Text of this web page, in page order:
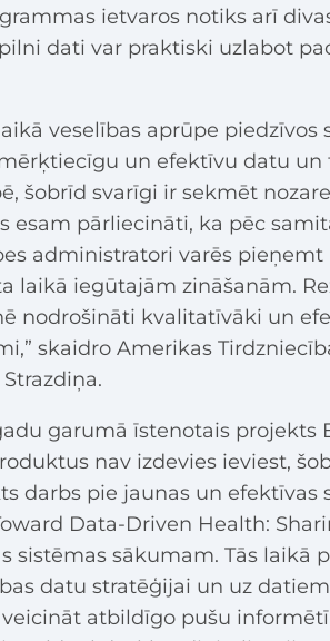
ietvaros notiks arī
dati var praktiski uzlabot
veselības aprūpe piedzīvos
un efektīvu datu un
šobrīd svarīgi ir sekmēt
esam pārliecināti, ka pēc
administratori varēs
laikā iegūtajām zināšanām.
nodrošināti kvalitatīvāki un
skaidro Amerikas
garumā īstenotais projekts
nav izdevies ieviest,
darbs pie jaunas un efektīvas
Data-Driven Health:
sistēmas sākumam. Tās laikā
datu stratēģijai un uz
atbildīgo pušu